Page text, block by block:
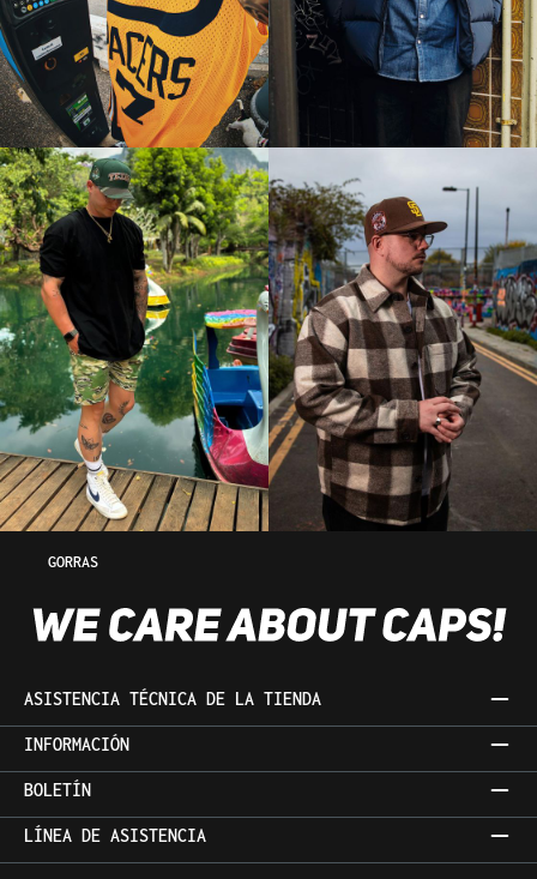
GORRAS
ASISTENCIA TÉCNICA DE LA TIENDA
INFORMACIÓN
BOLETÍN
LÍNEA DE ASISTENCIA